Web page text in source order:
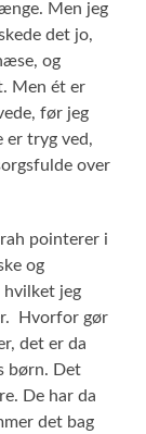
Men jeg
det jo,
og
Men ét er
før jeg
er tryg ved,
over
pointerer i
og
jeg
Hvorfor gør
det er da
børn. Det
De har da
det bag